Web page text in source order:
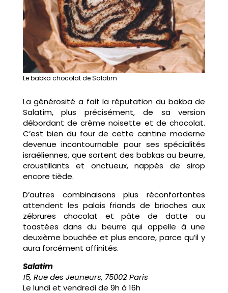
Le babka chocolat de Salatim
La générosité a fait la réputation du bakba de
Salatim, plus précisément, de sa version
débordant de crème noisette et de chocolat.
C’est bien du four de cette cantine moderne
devenue incontournable pour ses spécialités
israéliennes, que sortent des babkas au beurre,
croustillants et onctueux, nappés de sirop
encore tiède.
D’autres combinaisons plus réconfortantes
attendent les palais friands de brioches aux
zébrures chocolat et pâte de datte ou
toastées dans du beurre qui appelle à une
deuxième bouchée et plus encore, parce qu’il y
aura forcément affinités.
Salatim
15, Rue des Jeuneurs, 75002 Paris
Le lundi et vendredi de 9h à 16h